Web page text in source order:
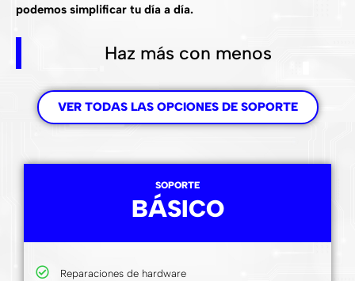
SOPORTE
BÁSICO
Reparaciones de hardware
podemos simplificar tu día a día.
Haz más con menos
VER TODAS LAS OPCIONES DE SOPORTE